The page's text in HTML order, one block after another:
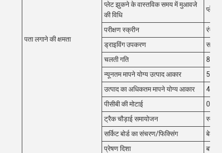
पता लगाने की क्षमता
प्लेट झुकने के वास्तविक समय में मुआवजे
की विधि
प्लेट
परीक्षण स्क्रीन
रंग
ड्राइविंग उपकरण
चलती गति
800
न्यूनतम मापने योग्य उत्पाद आकार
उत्पाद का अधिकतम मापने योग्य आकार
पीसीबी की मोटाई
ट्रैक चौड़ाई समायोजन
सर्किट बोर्ड का संचरण/फिक्सिंग
बेल्ट
प्रेषण दिशा
बाएँ से